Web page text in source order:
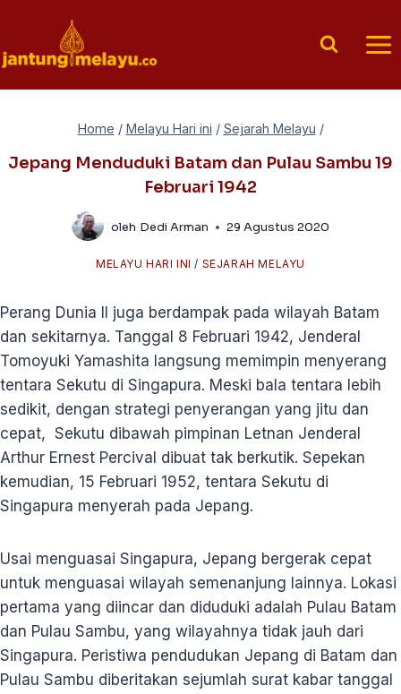
content
Home / Melayu Hari ini / Sejarah Melayu /
Jepang Menduduki Batam dan Pulau Sambu 19
Februari 1942
oleh Dedi Arman 29 Agustus 2020
MELAYU HARI INI / SEJARAH MELAYU
Perang Dunia II juga berdampak pada wilayah Batam
dan sekitarnya. Tanggal 8 Februari 1942, Jenderal
Tomoyuki Yamashita langsung memimpin menyerang
tentara Sekutu di Singapura. Meski bala tentara lebih
sedikit, dengan strategi penyerangan yang jitu dan
cepat, Sekutu dibawah pimpinan Letnan Jenderal
Arthur Ernest Percival dibuat tak berkutik. Sepekan
kemudian, 15 Februari 1952, tentara Sekutu di
Singapura menyerah pada Jepang.
Usai menguasai Singapura, Jepang bergerak cepat
untuk menguasai wilayah semenanjung lainnya. Lokasi
pertama yang diincar dan diduduki adalah Pulau Batam
dan Pulau Sambu, yang wilayahnya tidak jauh dari
Singapura. Peristiwa pendudukan Jepang di Batam dan
Pulau Sambu diberitakan sejumlah surat kabar tanggal